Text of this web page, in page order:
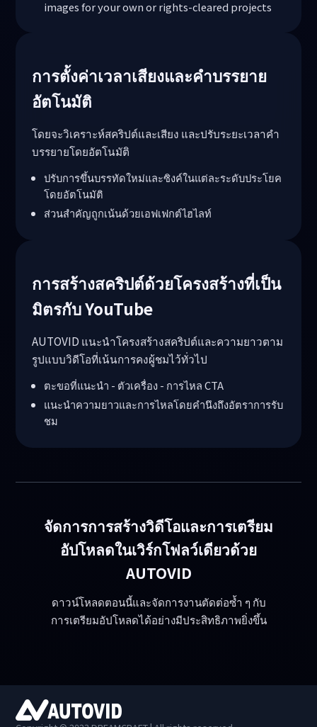
images for your own or rights-cleared projects
การตั้งค่าเวลาเสียงและคำบรรยาย
อัตโนมัติ
โดยจะวิเคราะห์สคริปต์และเสียง และปรับระยะเวลาคำ
บรรยายโดยอัตโนมัติ
ปรับการขึ้นบรรทัดใหม่และซิงค์ในแต่ละระดับประโยค
โดยอัตโนมัติ
ส่วนสำคัญถูกเน้นด้วยเอฟเฟกต์ไฮไลท์
การสร้างสคริปต์ด้วยโครงสร้างที่เป็น
มิตรกับ YouTube
AUTOVID แนะนำโครงสร้างสคริปต์และความยาวตาม
รูปแบบวิดีโอที่เน้นการคงผู้ชมไว้ทั่วไป
ตะขอที่แนะนำ - ตัวเครื่อง - การไหล CTA
แนะนำความยาวและการไหลโดยคำนึงถึงอัตราการรับ
ชม
จัดการการสร้างวิดีโอและการเตรียม
อัปโหลดในเวิร์กโฟลว์เดียวด้วย
AUTOVID
ดาวน์โหลดตอนนี้และจัดการงานตัดต่อซ้ำ ๆ กับ
การเตรียมอัปโหลดได้อย่างมีประสิทธิภาพยิ่งขึ้น